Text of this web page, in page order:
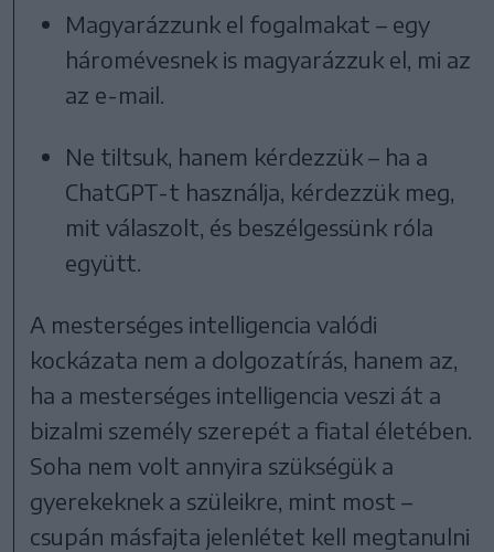
Magyarázzunk el fogalmakat – egy
háromévesnek is magyarázzuk el, mi az
az e-mail.
Ne tiltsuk, hanem kérdezzük – ha a
ChatGPT-t használja, kérdezzük meg,
mit válaszolt, és beszélgessünk róla
együtt.
A mesterséges intelligencia valódi
kockázata nem a dolgozatírás, hanem az,
ha a mesterséges intelligencia veszi át a
bizalmi személy szerepét a fiatal életében.
Soha nem volt annyira szükségük a
gyerekeknek a szüleikre, mint most –
csupán másfajta jelenlétet kell megtanulni